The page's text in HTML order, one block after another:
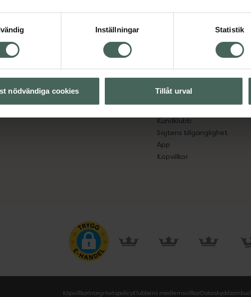
Inställningar Statistik
nödvändiga cookies Tillåt urval
hittar oss från Skåne i syd
och på datorn.
att hjälpa just dig
prata med oss.
Handla tryggt
Kundklubb
Sajtens tillgänglighet
App
Köpvillkor
KöpvillkorIntegritetspolicyKlubbens medlemsvillkorDataskyddsombud